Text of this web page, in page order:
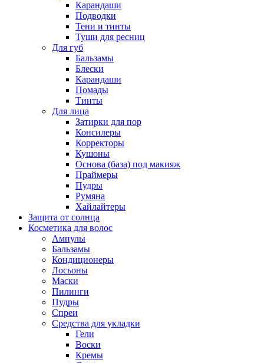
Карандаши
Подводки
Тени и тинты
Туши для ресниц
Для губ
Бальзамы
Блески
Карандаши
Помады
Тинты
Для лица
Затирки для пор
Консилеры
Корректоры
Кушоны
Основа (база) под макияж
Праймеры
Пудры
Румяна
Хайлайтеры
Защита от солнца
Косметика для волос
Ампулы
Бальзамы
Кондиционеры
Лосьоны
Маски
Пилинги
Пудры
Спреи
Средства для укладки
Гели
Воски
Кремы